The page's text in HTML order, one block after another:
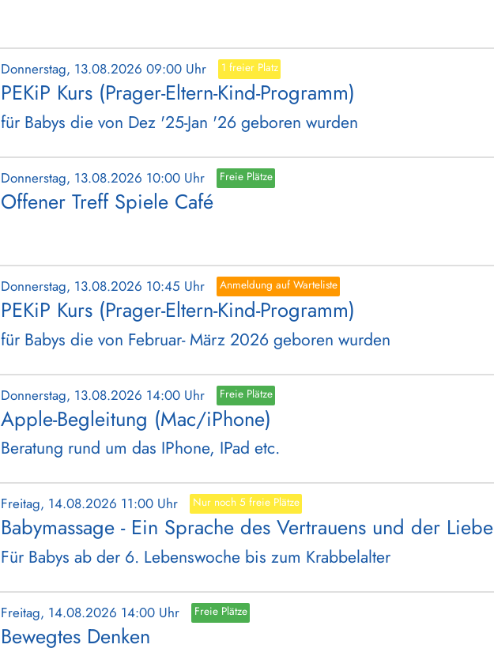
Donnerstag, 13.08.2026 09:00 Uhr 1 freier Platz
PEKiP Kurs (Prager-Eltern-Kind-Programm)
für Babys die von Dez '25-Jan '26 geboren wurden
Donnerstag, 13.08.2026 10:00 Uhr Freie Plätze
Offener Treff Spiele Café
Donnerstag, 13.08.2026 10:45 Uhr Anmeldung auf Warteliste
PEKiP Kurs (Prager-Eltern-Kind-Programm)
für Babys die von Februar- März 2026 geboren wurden
Donnerstag, 13.08.2026 14:00 Uhr Freie Plätze
Apple-Begleitung (Mac/iPhone)
Beratung rund um das IPhone, IPad etc.
Freitag, 14.08.2026 11:00 Uhr Nur noch 5 freie Plätze
Babymassage - Ein Sprache des Vertrauens und der Liebe
Für Babys ab der 6. Lebenswoche bis zum Krabbelalter
Freitag, 14.08.2026 14:00 Uhr Freie Plätze
Bewegtes Denken